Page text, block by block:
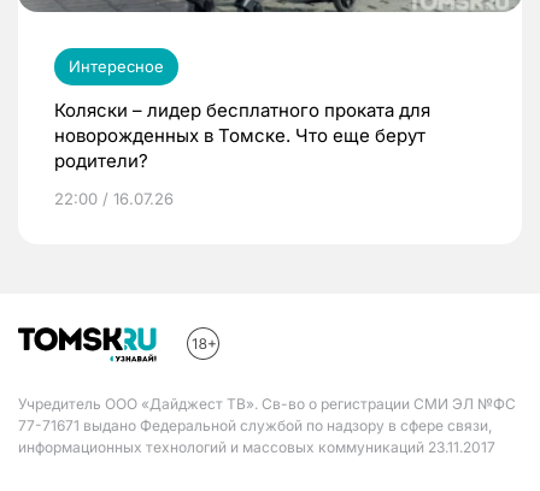
Интересное
Коляски – лидер бесплатного проката для
новорожденных в Томске. Что еще берут
родители?
22:00 / 16.07.26
Учредитель ООО «Дайджест ТВ». Св-во о регистрации СМИ ЭЛ №ФС
77-71671 выдано Федеральной службой по надзору в сфере связи,
информационных технологий и массовых коммуникаций 23.11.2017